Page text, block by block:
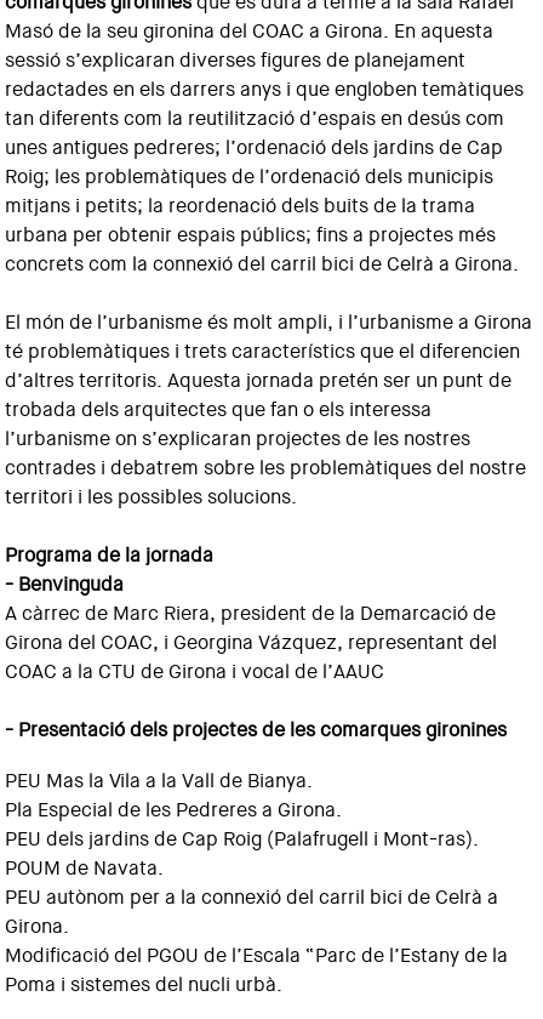
Masó de la seu gironina del COAC a Girona. En aquesta
sessió s’explicaran diverses figures de planejament
redactades en els darrers anys i que engloben temàtiques
tan diferents com la reutilització d’espais en desús com
unes antigues pedreres; l’ordenació dels jardins de Cap
Roig; les problemàtiques de l’ordenació dels municipis
mitjans i petits; la reordenació dels buits de la trama
urbana per obtenir espais públics; fins a projectes més
concrets com la connexió del carril bici de Celrà a Girona.
El món de l’urbanisme és molt ampli, i l’urbanisme a Girona
té problemàtiques i trets característics que el diferencien
d’altres territoris. Aquesta jornada pretén ser un punt de
trobada dels arquitectes que fan o els interessa
l’urbanisme on s’explicaran projectes de les nostres
contrades i debatrem sobre les problemàtiques del nostre
territori i les possibles solucions.
Programa de la jornada
- Benvinguda
A càrrec de Marc Riera, president de la Demarcació de
Girona del COAC, i Georgina Vázquez, representant del
COAC a la CTU de Girona i vocal de l’AAUC
- Presentació dels projectes de les comarques gironines
PEU Mas la Vila a la Vall de Bianya.
Pla Especial de les Pedreres a Girona.
PEU dels jardins de Cap Roig (Palafrugell i Mont-ras).
POUM de Navata.
PEU autònom per a la connexió del carril bici de Celrà a
Girona.
Modificació del PGOU de l’Escala “Parc de l’Estany de la
Poma i sistemes del nucli urbà.